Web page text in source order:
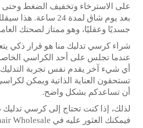
على الاسترخاء وتخفيف الضغط وحتى
بعد يوم شاق لمدة 24
جسديًا وعقليًا، وهو ممتاز لصحتك
شراء كرسي تدليك منا هو قرار ذكي
عندما تجلس على أحد الكراسي
أي شيء آخر يقدم نفس تجربة
تستحقون العناية الذاتية ويمكن
أن تساعدكم بشكل واضح.
لذلك، إذا كنت تحتاج إلى كرسي تدليك